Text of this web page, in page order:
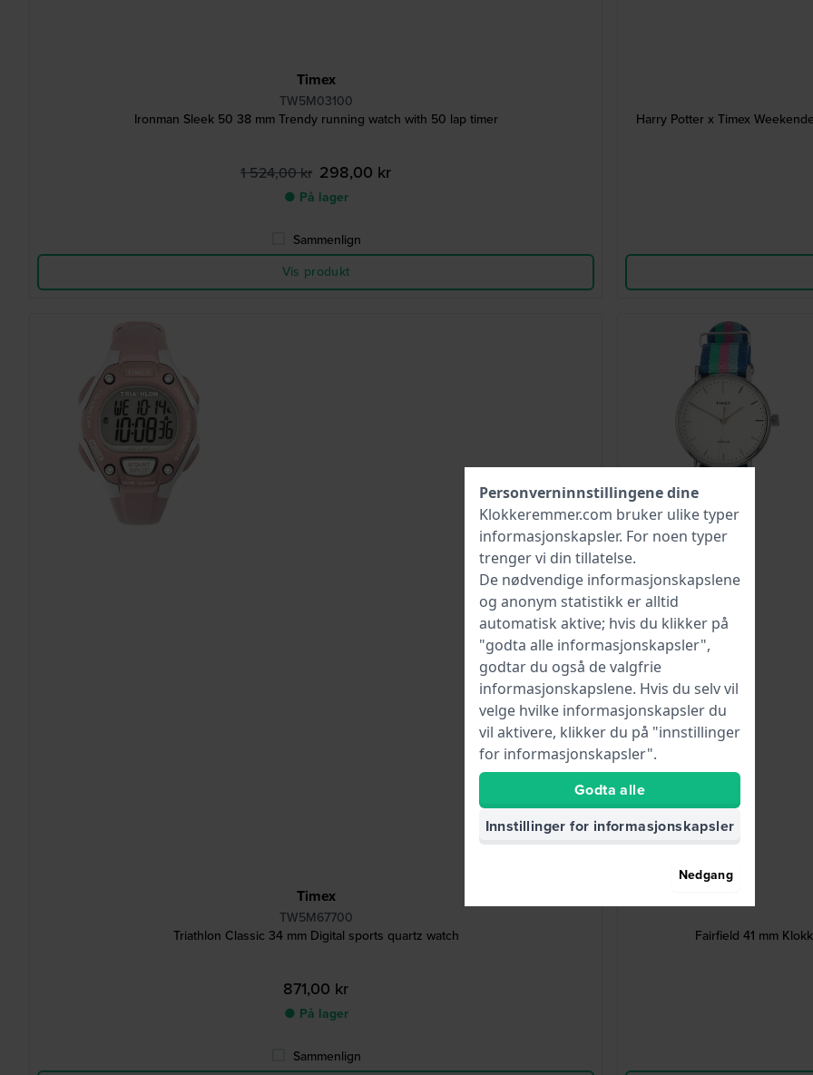
Timex
TW5M03100
Ironman Sleek 50 38 mm Trendy running watch with 50 lap timer
1 524,00 kr 298,00 kr
● På lager
Sammenlign
Vis produkt
Harry Potter x Timex
Timex
TW5M67700
Triathlon Classic 34 mm Digital sports quartz watch
871,00 kr
● På lager
Sammenlign
Fairfield 41 mm
Personverninnstillingene dine
Klokkeremmer.com bruker ulike typer
informasjonskapsler. For noen typer
trenger vi din tillatelse.
De nødvendige informasjonskapslene
og anonym statistikk er alltid
automatisk aktive; hvis du klikker på
"godta alle informasjonskapsler",
godtar du også de valgfrie
informasjonskapslene. Hvis du selv vil
velge hvilke informasjonskapsler du
vil aktivere, klikker du på "innstillinger
for informasjonskapsler".
Godta alle
Innstillinger for informasjonskapsler
Nedgang